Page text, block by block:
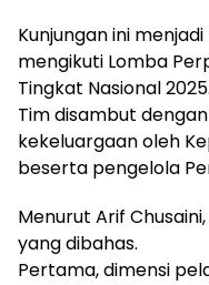
Kunjungan ini
mengikuti Lomba
Tingkat Nasional 2025.
Tim disambut
kekeluargaan oleh
beserta pengelola
Menurut Arif
yang dibahas.
Pertama, dimensi